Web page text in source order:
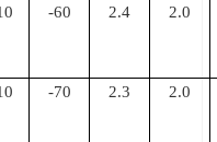
-60 2.4 2.0
-70 2.3 2.0